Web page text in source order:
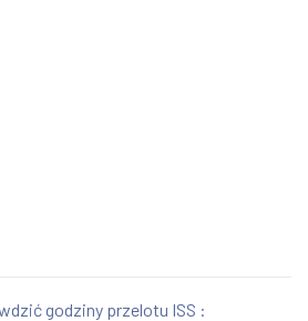
godziny przelotu ISS :